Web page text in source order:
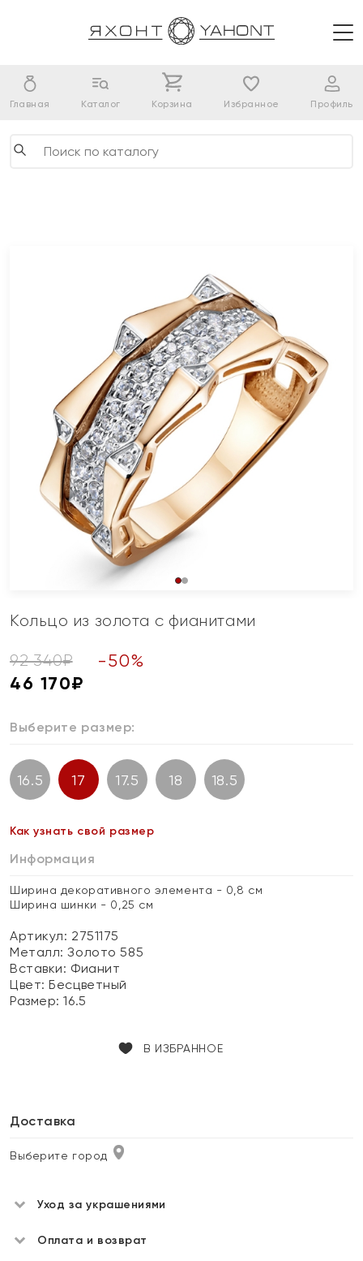
Главная Каталог Корзина Избранное Профиль
Кольцо из золота с фианитами
92 340₽ -50%
46 170₽
Выберите размер:
16.5 17 17.5 18 18.5
Как узнать свой размер
Информация
Ширина декоративного элемента - 0,8 см
Ширина шинки - 0,25 см
Артикул: 2751175
Металл:Золото 585
Вставки: Фианит
Цвет:Бесцветный
Размер:16.5
В ИЗБРАННОЕ
Доставка
Выберите город
Уход за украшениями
Оплата и возврат